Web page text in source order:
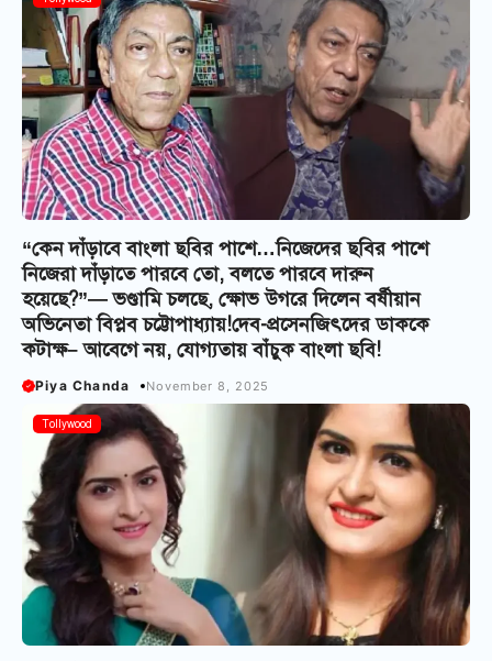
“কেন দাঁড়াবে বাংলা ছবির পাশে…নিজেদের ছবির পাশে
নিজেরা দাঁড়াতে পারবে তো, বলতে পারবে দারুন
হয়েছে?”— ভণ্ডামি চলছে, ক্ষোভ উগরে দিলেন বর্ষীয়ান
অভিনেতা বিপ্লব চট্টোপাধ্যায়!দেব-প্রসেনজিৎদের ডাককে
কটাক্ষ– আবেগে নয়, যোগ্যতায় বাঁচুক বাংলা ছবি!
Piya Chanda November 8, 2025
Tollywood